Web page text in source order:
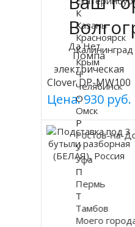
Помпа
электрическая
Clover DP-MW100
на батарейках
Цена: 930 руб.
Да Нет
К
Казань
Красноярск
Калининград
Крым
Ч
Челябинск
О
Омск
Р
Ростов-на-
У
Уфа
П
Пермь
Т
Тамбов
Моего